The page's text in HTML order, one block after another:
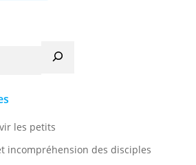
les petits
incompréhension des disciples